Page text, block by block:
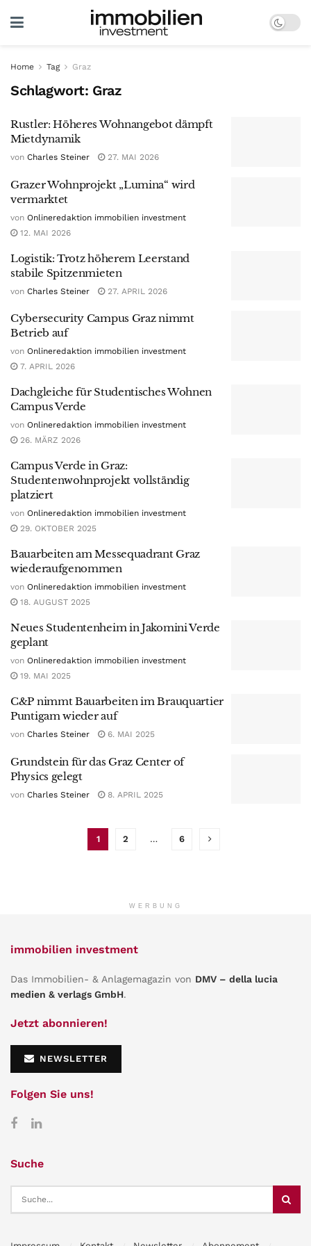
Home Tag Graz
Schlagwort: Graz
Rustler: Höheres Wohnangebot dämpft
Mietdynamik
von Charles Steiner 27. MAI 2026
Grazer Wohnprojekt „Lumina“ wird
vermarktet
von Onlineredaktion immobilien investment
12. MAI 2026
Logistik: Trotz höherem Leerstand
stabile Spitzenmieten
von Charles Steiner 27. APRIL 2026
Cybersecurity Campus Graz nimmt
Betrieb auf
von Onlineredaktion immobilien investment
7. APRIL 2026
Dachgleiche für Studentisches Wohnen
Campus Verde
von Onlineredaktion immobilien investment
26. MÄRZ 2026
Campus Verde in Graz:
Studentenwohnprojekt vollständig
platziert
von Onlineredaktion immobilien investment
29. OKTOBER 2025
Bauarbeiten am Messequadrant Graz
wiederaufgenommen
von Onlineredaktion immobilien investment
18. AUGUST 2025
Neues Studentenheim in Jakomini Verde
geplant
von Onlineredaktion immobilien investment
19. MAI 2025
C&P nimmt Bauarbeiten im Brauquartier
Puntigam wieder auf
von Charles Steiner 6. MAI 2025
Grundstein für das Graz Center of
Physics gelegt
von Charles Steiner 8. APRIL 2025
1 2 … 6
WERBUNG
immobilien investment
Das Immobilien- & Anlagemagazin von DMV – della lucia
medien & verlags GmbH.
Jetzt abonnieren!
NEWSLETTER
Folgen Sie uns!
Suche